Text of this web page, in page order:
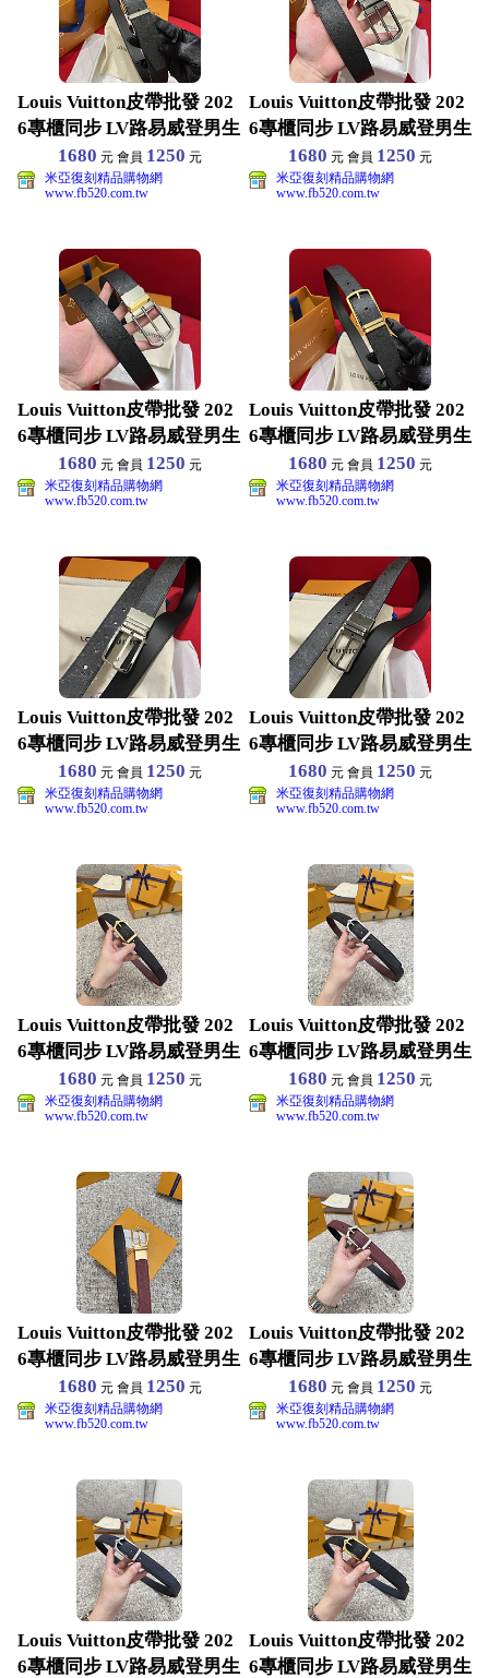
Louis Vuitton皮帶批發 202
6專櫃同步 LV路易威登男生
1680 元 會員 1250 元
米亞復刻精品購物網
www.fb520.com.tw
Louis Vuitton皮帶批發 202
6專櫃同步 LV路易威登男生
1680 元 會員 1250 元
米亞復刻精品購物網
www.fb520.com.tw
Louis Vuitton皮帶批發 202
6專櫃同步 LV路易威登男生
1680 元 會員 1250 元
米亞復刻精品購物網
www.fb520.com.tw
Louis Vuitton皮帶批發 202
6專櫃同步 LV路易威登男生
1680 元 會員 1250 元
米亞復刻精品購物網
www.fb520.com.tw
Louis Vuitton皮帶批發 202
6專櫃同步 LV路易威登男生
1680 元 會員 1250 元
米亞復刻精品購物網
www.fb520.com.tw
Louis Vuitton皮帶批發 202
6專櫃同步 LV路易威登男生
1680 元 會員 1250 元
米亞復刻精品購物網
www.fb520.com.tw
Louis Vuitton皮帶批發 202
6專櫃同步 LV路易威登男生
1680 元 會員 1250 元
米亞復刻精品購物網
www.fb520.com.tw
Louis Vuitton皮帶批發 202
6專櫃同步 LV路易威登男生
1680 元 會員 1250 元
米亞復刻精品購物網
www.fb520.com.tw
Louis Vuitton皮帶批發 202
6專櫃同步 LV路易威登男生
1680 元 會員 1250 元
米亞復刻精品購物網
www.fb520.com.tw
Louis Vuitton皮帶批發 202
6專櫃同步 LV路易威登男生
1680 元 會員 1250 元
米亞復刻精品購物網
www.fb520.com.tw
Louis Vuitton皮帶批發 202
6專櫃同步 LV路易威登男生
Louis Vuitton皮帶批發 202
6專櫃同步 LV路易威登男生